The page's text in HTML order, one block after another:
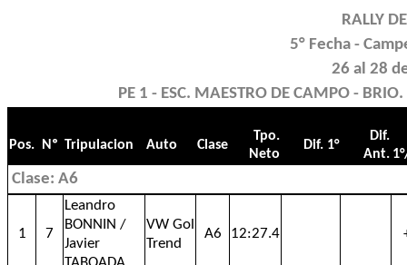
RALLY
5° Fecha -
26 al 28
PE 1 - ESC. MAESTRO DE CAMPO -
Pos. Nº Tripulacion Auto Clase
Tpo.
Neto
Dif. 1°
Dif.
Ant.
Clase: A6
1 7
Leandro
BONNIN /
Javier
VW Gol
Trend
A6 12:27.4